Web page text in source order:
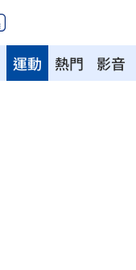
熱門 影音
運動